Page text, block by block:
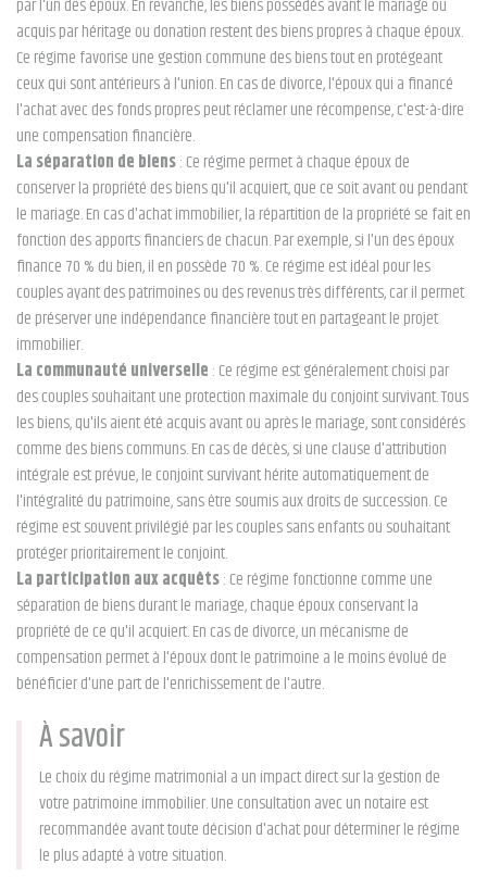
par l'un des époux. En revanche, les biens possédés avant le mariage ou
acquis par héritage ou donation restent des biens propres à chaque époux.
Ce régime favorise une gestion commune des biens tout en protégeant
ceux qui sont antérieurs à l'union. En cas de divorce, l'époux qui a financé
l'achat avec des fonds propres peut réclamer une récompense, c'est-à-dire
une compensation financière.
La séparation de biens: Ce régime permet à chaque époux de
conserver la propriété des biens qu'il acquiert, que ce soit avant ou pendant
le mariage. En cas d'achat immobilier, la répartition de la propriété se fait en
fonction des apports financiers de chacun. Par exemple, si l'un des époux
finance 70 % du bien, il en possède 70 %. Ce régime est idéal pour les
couples ayant des patrimoines ou des revenus très différents, car il permet
de préserver une indépendance financière tout en partageant le projet
immobilier.
La communauté universelle : Ce régime est généralement choisi par
des couples souhaitant une protection maximale du conjoint survivant. Tous
les biens, qu'ils aient été acquis avant ou après le mariage, sont considérés
comme des biens communs. En cas de décès, si une clause d'attribution
intégrale est prévue, le conjoint survivant hérite automatiquement de
l'intégralité du patrimoine, sans être soumis aux droits de succession. Ce
régime est souvent privilégié par les couples sans enfants ou souhaitant
protéger prioritairement le conjoint.
La participation aux acquêts: Ce régime fonctionne comme une
séparation de biens durant le mariage, chaque époux conservant la
propriété de ce qu'il acquiert. En cas de divorce, un mécanisme de
compensation permet à l'époux dont le patrimoine a le moins évolué de
bénéficier d'une part de l'enrichissement de l'autre.
À savoir
Le choix du régime matrimonial a un impact direct sur la gestion de
votre patrimoine immobilier. Une consultation avec un notaire est
recommandée avant toute décision d'achat pour déterminer le régime
le plus adapté à votre situation.